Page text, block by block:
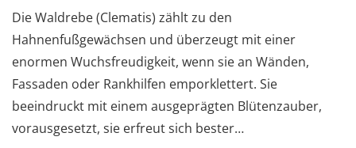
Die Waldrebe (Clematis) zählt zu den
Hahnenfußgewächsen und überzeugt mit einer
enormen Wuchsfreudigkeit, wenn sie an Wänden,
Fassaden oder Rankhilfen emporklettert. Sie
beeindruckt mit einem ausgeprägten Blütenzauber,
vorausgesetzt, sie erfreut sich bester…